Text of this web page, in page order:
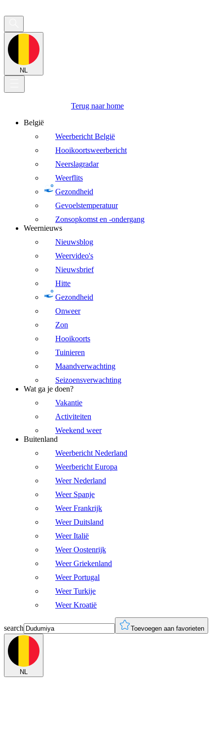
NL
Terug naar home
België
Weerbericht België
Hooikoortsweerbericht
Neerslagradar
Weerflits
Gezondheid
Gevoelstemperatuur
Zonsopkomst en -ondergang
Weernieuws
Nieuwsblog
Weervideo's
Nieuwsbrief
Hitte
Gezondheid
Onweer
Zon
Hooikoorts
Tuinieren
Maandverwachting
Seizoensverwachting
Wat ga je doen?
Vakantie
Activiteiten
Weekend weer
Buitenland
Weerbericht Nederland
Weerbericht Europa
Weer Nederland
Weer Spanje
Weer Frankrijk
Weer Duitsland
Weer Italië
Weer Oostenrijk
Weer Griekenland
Weer Portugal
Weer Turkije
Weer Kroatië
search Toevoegen aan favorieten
NL